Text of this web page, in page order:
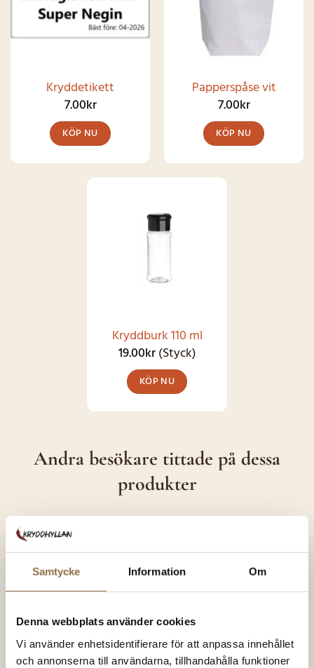
Samtycke Information Om
Denna webbplats använder cookies
Vi använder enhetsidentifierare för att anpassa innehållet
och annonserna till användarna, tillhandahålla funktioner
Kryddetikett
7.00kr
KÖP NU
Papperspåse vit
7.00kr
KÖP NU
Kryddburk 110 ml
19.00kr(Styck)
KÖP NU
Andra besökare tittade på dessa
produkter
LAGER IGEN